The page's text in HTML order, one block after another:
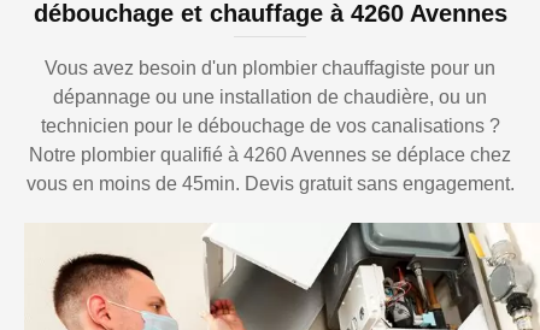
débouchage et chauffage à 4260 Avennes
Vous avez besoin d'un plombier chauffagiste pour un
dépannage ou une installation de chaudière, ou un
technicien pour le débouchage de vos canalisations ?
Notre plombier qualifié à 4260 Avennes se déplace chez
vous en moins de 45min. Devis gratuit sans engagement.